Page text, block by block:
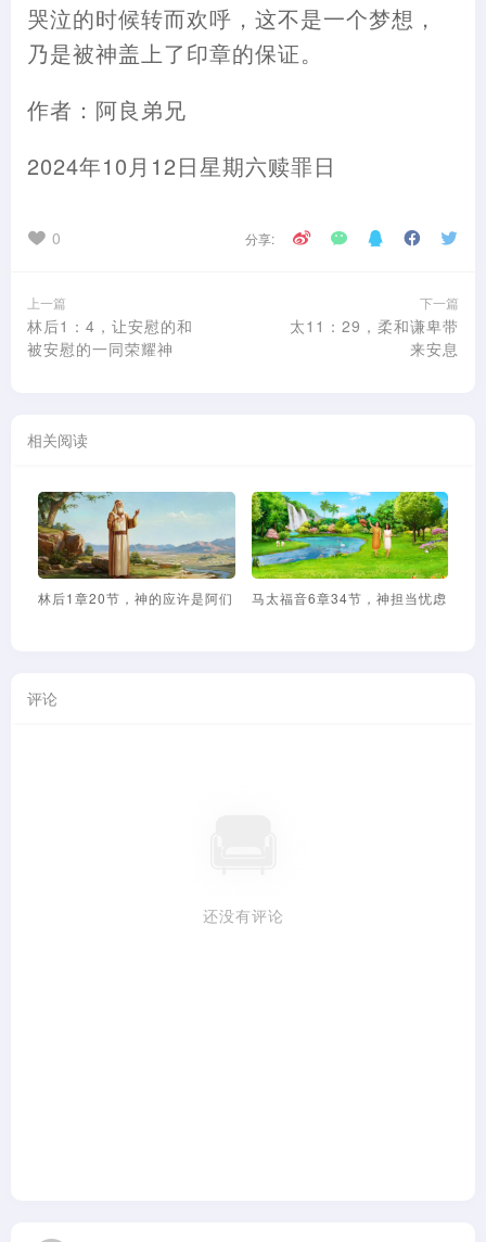
哭泣的时候转而欢呼，这不是一个梦想，
乃是被神盖上了印章的保证。
作者：阿良弟兄
2024年10月12日星期六赎罪日
0 分享:
上一篇
林后1：4，让安慰的和
被安慰的一同荣耀神
下一篇
太11：29，柔和谦卑带
来安息
相关阅读
林后1章20节，神的应许是阿们 马太福音6章34节，神担当忧虑
评论
还没有评论